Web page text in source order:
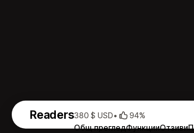
Readers
Общ прегледФункцииОтзиви
380 $ USD• 94%